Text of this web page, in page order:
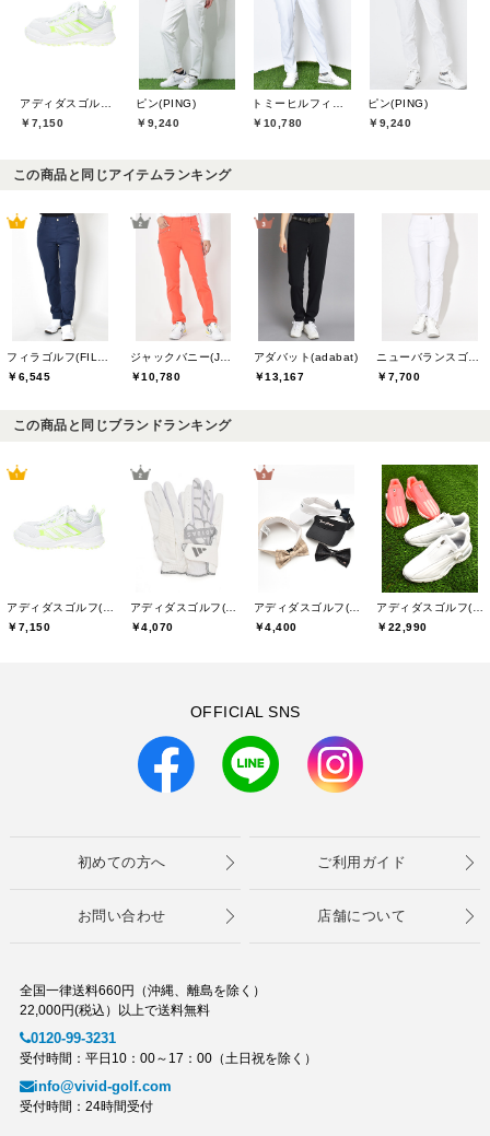
￥7,150
ピン(PING)
￥9,240
￥10,780
ピン(PING)
￥9,240
この商品と同じアイテムランキング
￥6,545
￥10,780
アダバット(adabat)
￥13,167
￥7,700
この商品と同じブランドランキング
￥7,150
￥4,070
￥4,400
￥22,990
OFFICIAL SNS
初めての方へ ご利用ガイド
お問い合わせ 店舗について
全国一律送料660円（沖縄、離島を除く）
22,000円(税込）以上で送料無料
0120-99-3231
受付時間：平日10：00～17：00（土日祝を除く）
info@vivid-golf.com
受付時間：24時間受付